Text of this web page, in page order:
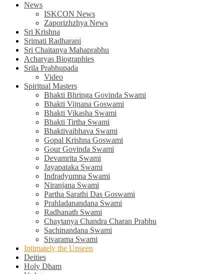
News
ISKCON News
Zaporizhzhya News
Sri Krishna
Srimati Radharani
Sri Chaitanya Mahaprabhu
Acharyas Biographies
Srila Prabhupada
Video
Spiritual Masters
Bhakti Bhringa Govinda Swami
Bhakti Vijnana Goswami
Bhakti Vikasha Swami
Bhakti Tirtha Swami
Bhaktivaibhava Swami
Gopal Krishna Goswami
Gour Govinda Swami
Devamrita Swami
Jayapataka Swami
Indradyumna Swami
Niranjana Swami
Partha Sarathi Das Goswami
Prahladanandana Swami
Radhanath Swami
Chaytanya Chandra Charan Prabhu
Sachinandana Swami
Sivarama Swami
Intimately the Unseen
Deities
Holy Dham